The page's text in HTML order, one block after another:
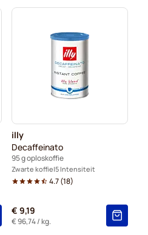
illy
Decaffeinato
95 g oploskoffie
Zwarte koffie 5 Intensiteit
4.7(18)
€ 9,19
€ 96,74/ kg.